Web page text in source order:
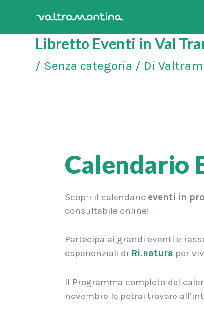
contenutoLibretto Eventi in Val
/ Senza categoria / Di
Calendario
Scopri il calendario eventi in
consultabile online!
Partecipa ai grandi eventi e
esperienziali di Ri.natura per
Il Programma completo del
novembre lo potrai trovare